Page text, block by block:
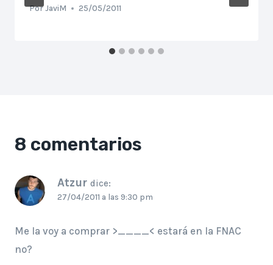
Por JaviM 25/05/2011
8 comentarios
Atzur dice:
27/04/2011 a las 9:30 pm
Me la voy a comprar >____< estará en la FNAC
no?